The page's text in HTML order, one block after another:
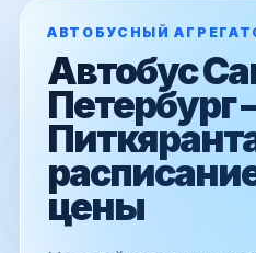
АВТОБУСНЫЙ
Автобус
Петербург
цены